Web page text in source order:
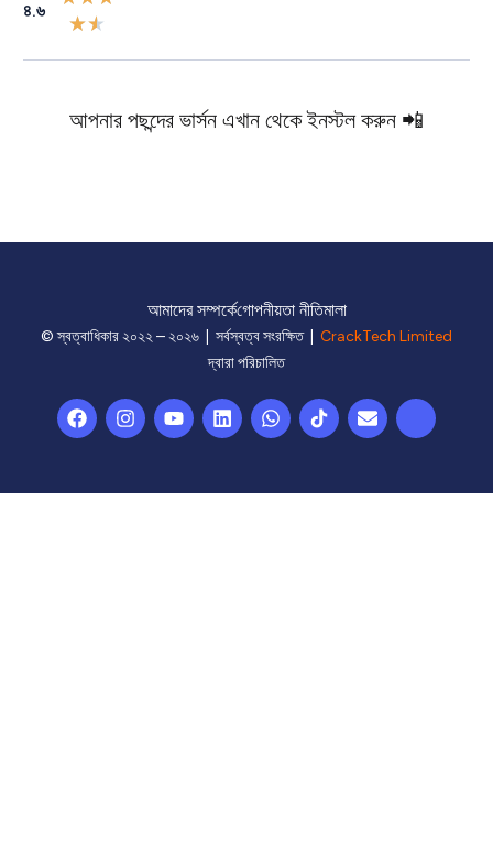
৪.৬
★★
আপনার পছন্দের ভার্সন এখান থেকে ইনস্টল করুন 📲
আমাদের সম্পর্কেগোপনীয়তা নীতিমালা
© স্বত্বাধিকার ২০২২ – ২০২৬ | সর্বস্বত্ব সংরক্ষিত | CrackTech Limited
দ্বারা পরিচালিত